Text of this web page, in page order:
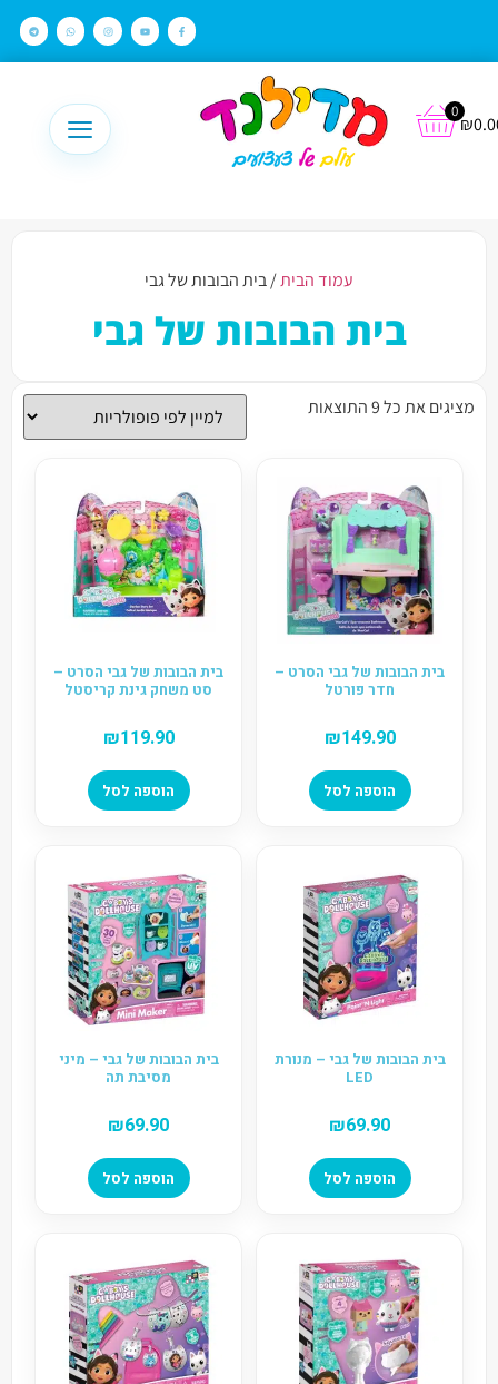
₪
0
עמוד הבית/ בית הבובות של גבי
בית הבובות של גבי
מציגים את כל ⁦9⁩ התוצאות
בית הבובות של גבי הסרט –
חדר פורטל
₪149.90
הוספה לסל
בית הבובות של גבי הסרט –
סט משחק גינת קריסטל
₪119.90
הוספה לסל
בית הבובות של גבי – מנורת
LED
₪69.90
הוספה לסל
בית הבובות של גבי – מיני
מסיבת תה
₪69.90
הוספה לסל